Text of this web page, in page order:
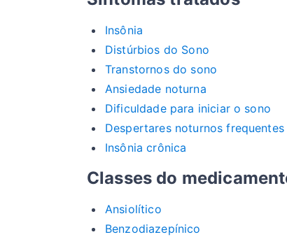
Insônia
Distúrbios do Sono
Transtornos do sono
Ansiedade noturna
Dificuldade para iniciar o sono
Despertares noturnos frequentes
Insônia crônica
Classes do
Ansiolítico
Benzodiazepínico